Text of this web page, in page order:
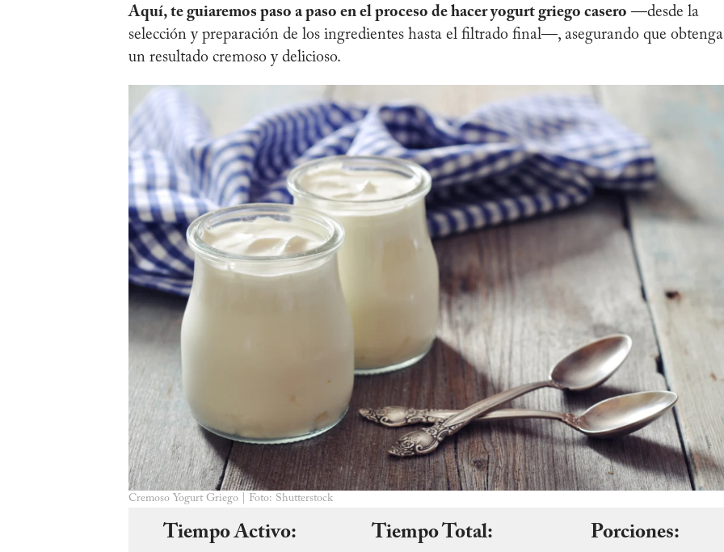
Aquí, te guiaremos paso a paso en el proceso de hacer yogurt griego casero —desde la
selección y preparación de los ingredientes hasta el filtrado final—, asegurando que
un resultado cremoso y delicioso.
Cremoso Yogurt Griego | Foto: Shutterstock
Tiempo Activo:
Tiempo Total:
Porciones: